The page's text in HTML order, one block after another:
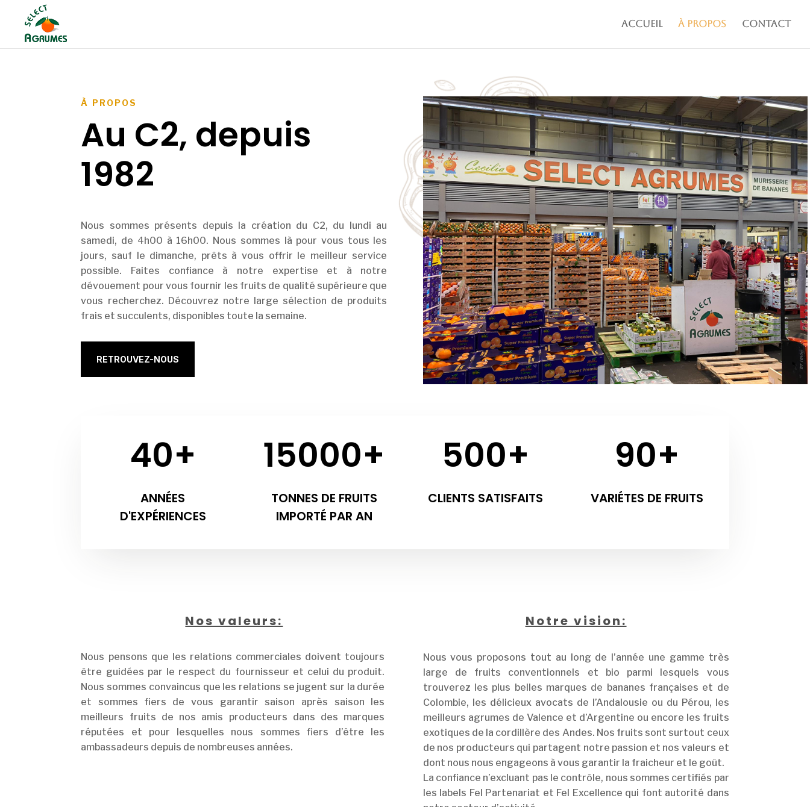
Accueil À propos Contact
À PROPOS
Au C2, depuis
1982
Nous sommes présents depuis la création du C2, du lundi au
samedi, de 4h00 à 16h00. Nous sommes là pour vous tous les
jours, sauf le dimanche, prêts à vous offrir le meilleur service
possible. Faites confiance à notre expertise et à notre
dévouement pour vous fournir les fruits de qualité supérieure que
vous recherchez. Découvrez notre large sélection de produits
frais et succulents, disponibles toute la semaine.
RETROUVEZ-NOUS
40+
ANNÉES
D'EXPÉRIENCES
15000+
TONNES DE FRUITS
IMPORTÉ PAR AN
500+
CLIENTS SATISFAITS
90+
VARIÉTES DE FRUITS
Nos valeurs:
Nous pensons que les relations commerciales doivent toujours
être guidées par le respect du fournisseur et celui du produit.
Nous sommes convaincus que les relations se jugent sur la durée
et sommes fiers de vous garantir saison après saison les
meilleurs fruits de nos amis producteurs dans des marques
réputées et pour lesquelles nous sommes fiers d’être les
ambassadeurs depuis de nombreuses années.
Notre vision:
Nous vous proposons tout au long de l’année une gamme très
large de fruits conventionnels et bio parmi lesquels vous
trouverez les plus belles marques de bananes françaises et de
Colombie, les délicieux avocats de l’Andalousie ou du Pérou, les
meilleurs agrumes de Valence et d’Argentine ou encore les fruits
exotiques de la cordillère des Andes. Nos fruits sont surtout ceux
de nos producteurs qui partagent notre passion et nos valeurs et
dont nous nous engageons à vous garantir la fraicheur et le goût.
La confiance n’excluant pas le contrôle, nous sommes certifiés par
les labels Fel Partenariat et Fel Excellence qui font autorité dans